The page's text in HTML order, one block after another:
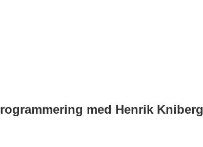
med Henrik Kniberg